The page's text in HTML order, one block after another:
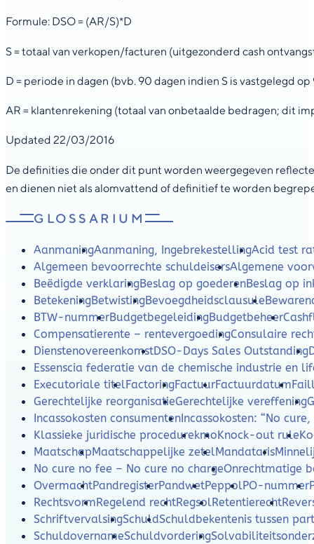
GLOSSARIUM
AanmaningAanmaning, IngebrekestellingAcid test
Algemeen bevoorrechte schuldeisersAlgemene
Beëdigde verklaringBeslag op goederenBeslag op
BetekeningBetwistingBevoegdheidsclausule
BTW-nummerBudgetbegeleidingBudgetbeheer
Compensatierente – rentevergoedingConsulaire
DienstenovereenkomstDSO-Days Sales Outstanding
Essenscia federatie van de chemische industrie en
Executoriale titelFactoringFactuurFactuurdatum
Gerechtelijke reorganisatieGerechtelijke vereffening
Incassokosten consumentenIncassokosten: “No
Klassieke juridische procedurekmoKnock-out rule
MaatschapMaatschappelijke zetelMandataris
No cure no fee – No cure no chargeOnrechtmatige
OvermachtPandregisterPandwetPeppolPO-nummer
RechtsvormRegelend rechtRegsolRetentierecht
SchriftvervalsingSchuldSchuldbekentenis tussen
SchuldovernameSchuldvordering
Formule: DSO = (AR/S)*D
S = totaal van verkopen/facturen (uitgezonderd cash
D = periode in dagen (bvb. 90 dagen indien S is vastgelegd
AR = klantenrekening (totaal van onbetaalde bedragen; dit
Updated 22/03/2016
De definities die onder dit punt worden weergegeven
en dienen niet als alomvattend of definitief te worden